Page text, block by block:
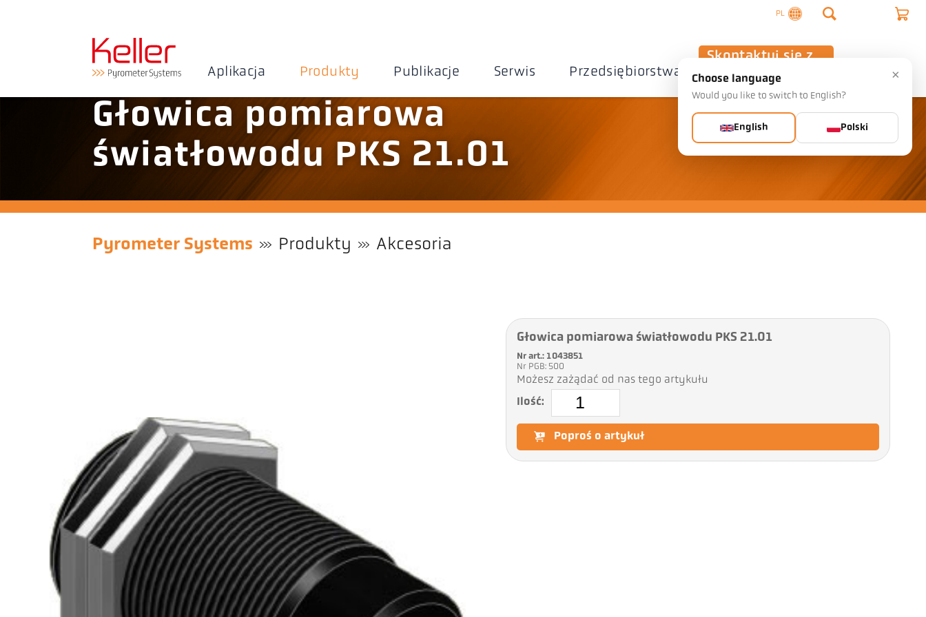
PL
Aplikacja Produkty Publikacje Serwis Przedsiębiorstwa
Skontaktuj się z
nami
Głowica pomiarowa
światłowodu PKS 21.01
Pyrometer Systems Produkty Akcesoria
Głowica pomiarowa światłowodu PKS 21.01
Nr art.: 1043851
Nr PGB: 500
Możesz zażądać od nas tego artykułu
Ilość:
Poproś o artykuł
×
Choose language
Would you like to switch to English?
English Polski